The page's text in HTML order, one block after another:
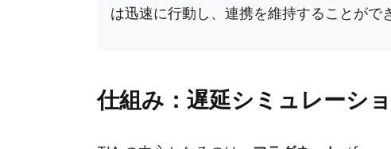
は迅速に行動し、連携を維持することがで
仕組み：遅延シミュレーシ